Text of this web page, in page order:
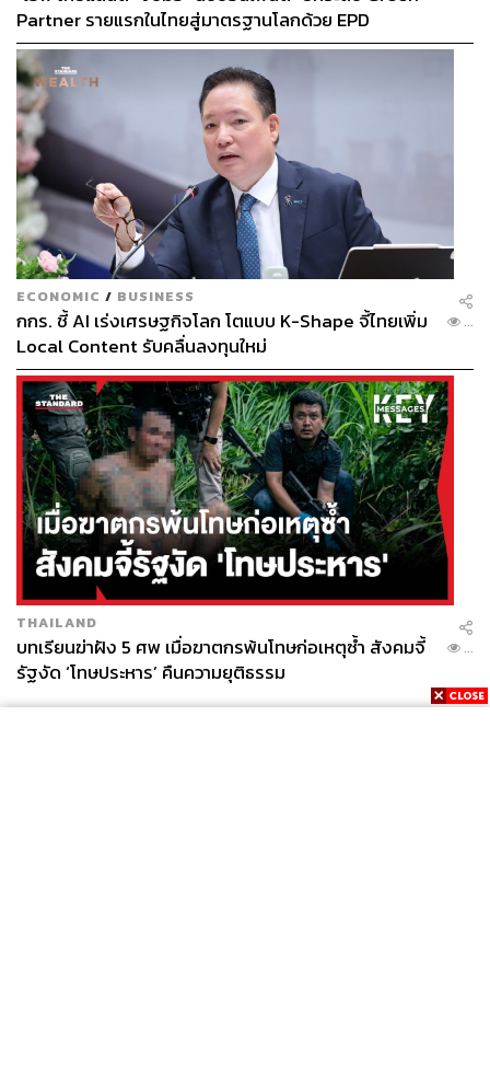
Partner รายแรกในไทยสู่มาตรฐานโลกด้วย EPD
International พร้อมชูแนวคิด Global Standards for
Global Sustainable Living ส่งมอบบ้านคุณภาพ ลด
ผลกระทบต่อสิ่งแวดล้อม พร้อมปั้นนักออกแบบที่ใส่ใจโลก
ECONOMIC / BUSINESS
กกร. ชี้ AI เร่งเศรษฐกิจโลก โตแบบ K-Shape จี้ไทยเพิ่ม
Local Content รับคลื่นลงทุนใหม่
...
THAILAND
บทเรียนฆ่าฝัง 5 ศพ เมื่อฆาตกรพ้นโทษก่อเหตุซ้ำ สังคมจี้
รัฐงัด ‘โทษประหาร’ คืนความยุติธรรม
...